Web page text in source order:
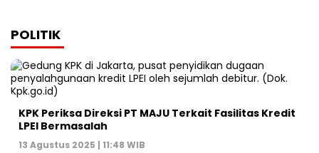
POLITIK
KPK Periksa Direksi PT MAJU Terkait Fasilitas Kredit
LPEI Bermasalah
13 Agustus 2025 | 11:48 WIB